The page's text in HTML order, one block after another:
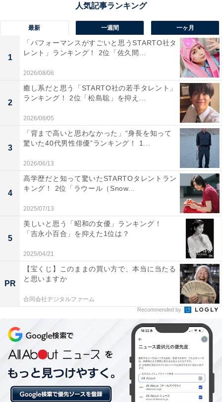
2位：小芝風花／『フェルマーの料理』
View this post on Instagram
最新 一週間 一ヶ月
1
「パフォーマンスがすごいと思うSTARTO社タ
レント」ランキング！ 2位「佐久間...
2026/08/06
2
癒し系だと思う「STARTO社の若手タレント」
ランキング！ 2位「松島聡」を抑え...
2026/08/05
3
「背まで高いと思わなかった」“身長を知って
驚いた40代男性俳優”ランキング！ 1...
2026/06/13
4
高学歴だと知って驚いたSTARTOタレントラン
キング！ 2位「ラウール（Snow...
2025/07/13
5
美しいと思う「昭和の女優」ランキング！
「吉永小百合」を抑えた1位は？
2025/04/21
PR
【宝くじ】このままの買い方で、本当に当たる
と思いますか
合同会社デジタルファーム
Recommended by